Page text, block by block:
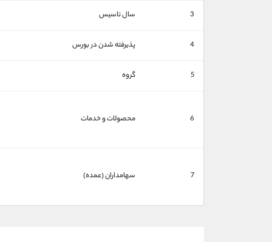
3 سال تاسیس
4 پذیرفته شدن در بورس
5 گروه
6 محصولات و خدمات
7 سهامداران (عمده)